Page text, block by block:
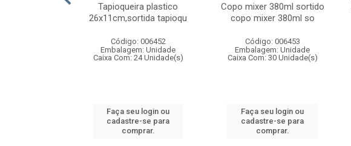
Tapioqueira plastico
26x11cm,sortida tapioqu
Código: 006452
Embalagem: Unidade
Caixa Com: 24 Unidade(s)
Faça seu login ou
cadastre-se para
comprar.
Copo mixer 380ml sortido
copo mixer 380ml so
Código: 006453
Embalagem: Unidade
Caixa Com: 30 Unidade(s)
Faça seu login ou
cadastre-se para
comprar.